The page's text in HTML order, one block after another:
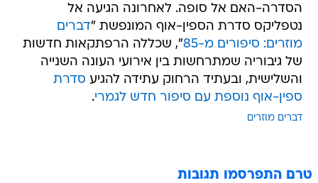
הסדרה-האם אל סופה. לאחרונה הגיעה אל
נטפליקס סדרת הספין-אוף המונפשת "דברים
מוזרים: סיפורים מ-85
", שכללה הרפתקאות חדשות
של גיבוריה שמתרחשות בין אירועי העונה השנייה
והשלישית, ובעתיד הרחוק עתידה להגיע סדרת
ספין-אוף נוספת עם סיפור חדש לגמרי.
דברים מוזרים
טרם התפרסמו תגובות